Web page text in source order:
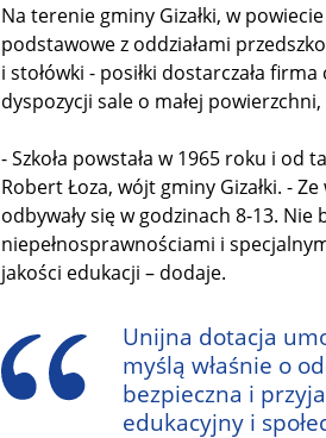
Na terenie gminy Gizałki, w
podstawowe z oddziałami
i stołówki - posiłki dostarczała
dyspozycji sale o małej
- Szkoła powstała w 1965 roku i od
Robert Łoza, wójt gminy Gizałki. -
odbywały się w godzinach 8-13.
niepełnosprawnościami i
jakości edukacji – dodaje.
Unijna dotacja
myślą właśnie o
bezpieczna i
edukacyjny i